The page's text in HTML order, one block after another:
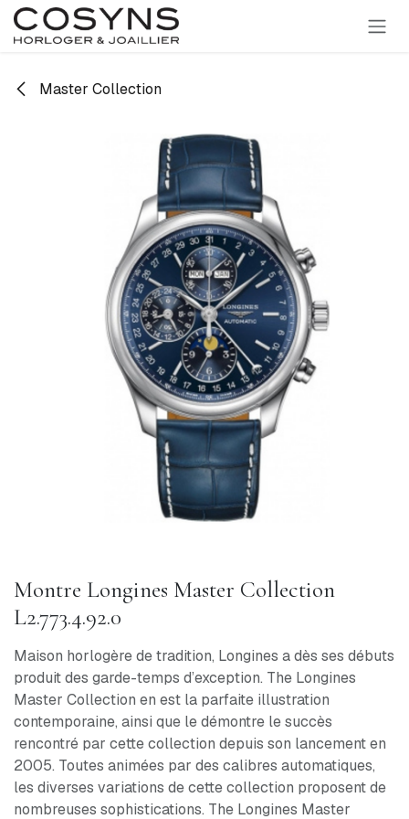
SE RENDRE AU CONTENU
Master Collection
Montre Longines Master Collection
L2.773.4.92.0
Maison horlogère de tradition, Longines a dès ses débuts
produit des garde-temps d’exception. The Longines
Master Collection en est la parfaite illustration
contemporaine, ainsi que le démontre le succès
rencontré par cette collection depuis son lancement en
2005. Toutes animées par des calibres automatiques,
les diverses variations de cette collection proposent de
nombreuses sophistications. The Longines Master